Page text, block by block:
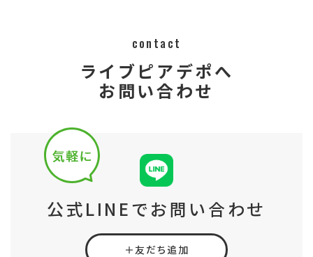
contact
ライブピアデポへ
お問い合わせ
公式LINEでお問い合わせ
＋友だち追加